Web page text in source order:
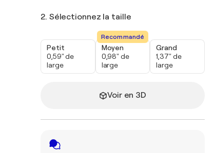
2. Sélectionnez la taille
Petit
0,59" de
large
Recommandé
Moyen
0,98" de
large
Grand
1,37" de
large
Voir en 3D